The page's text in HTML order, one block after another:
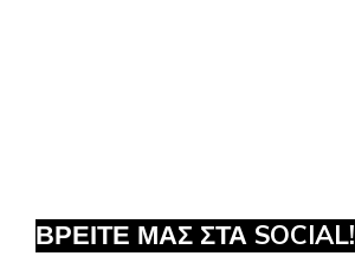
ΒΡΕΙΤΕ ΜΑΣ ΣΤΑ SOCIAL!